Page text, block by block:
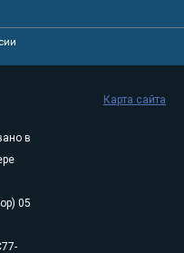
в
05
Карта сайта